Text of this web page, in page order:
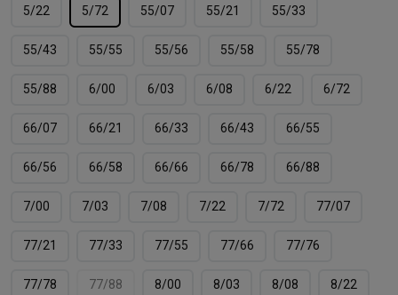
5/22 5/72 55/07 55/21 55/33
55/43 55/55 55/56 55/58 55/78
55/88 6/00 6/03 6/08 6/22 6/72
66/07 66/21 66/33 66/43 66/55
66/56 66/58 66/66 66/78 66/88
7/00 7/03 7/08 7/22 7/72 77/07
77/21 77/33 77/55 77/66 77/76
77/78 77/88 8/00 8/03 8/08 8/22